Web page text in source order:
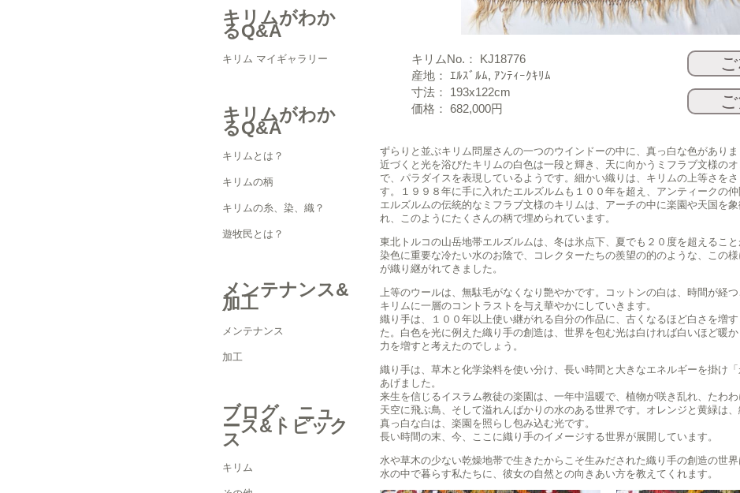
キリムがわか
るQ&A
キリム マイギャラリー
キリムがわか
るQ&A
キリムとは？
キリムの柄
キリムの糸、染、織？
遊牧民とは？
メンテナンス&
加工
メンテナンス
加工
ブログ、ニュ
ース&トピック
ス
キリム
キリムNo.： KJ18776
産地： ｴﾙｽﾞﾙﾑ, ｱﾝﾃｨｰｸｷﾘﾑ
寸法： 193x122cm
価格： 682,000円
ずらりと並ぶキリム問屋さんの一つのウインドーの中に、真っ白な色がありま
近づくと光を浴びたキリムの白色は一段と輝き、天に向かうミフラブ文様の
で、パラダイスを表現しているようです。細かい織りは、キリムの上等さを
す。１９９８年に手に入れたエルズルムも１００年を超え、アンティークの仲
エルズルムの伝統的なミフラブ文様のキリムは、アーチの中に楽園や天国を
れ、このようにたくさんの柄で埋められています。
東北トルコの山岳地帯エルズルムは、冬は氷点下、夏でも２０度を超えること
染色に重要な冷たい水のお陰で、コレクターたちの羨望の的のような、この
が織り継がれてきました。
上等のウールは、無駄毛がなくなり艶やかです。コットンの白は、時間が経つ
キリムに一層のコントラストを与え華やかにしていきます。
織り手は、１００年以上使い継がれる自分の作品に、古くなるほど白さを増
た。白色を光に例えた織り手の創造は、世界を包む光は白ければ白いほど暖
力を増すと考えたのでしょう。
織り手は、草木と化学染料を使い分け、長い時間と大きなエネルギーを掛け
あげました。
来生を信じるイスラム教徒の楽園は、一年中温暖で、植物が咲き乱れ、たわわ
天空に飛ぶ鳥、そして溢れんばかりの水のある世界です。オレンジと黄緑は、
真っ白な白は、楽園を照らし包み込む光です。
長い時間の末、今、ここに織り手のイメージする世界が展開しています。
水や草木の少ない乾燥地帯で生きたからこそ生みだされた織り手の創造の世
水の中で暮らす私たちに、彼女の自然との向きあい方を教えてくれます。